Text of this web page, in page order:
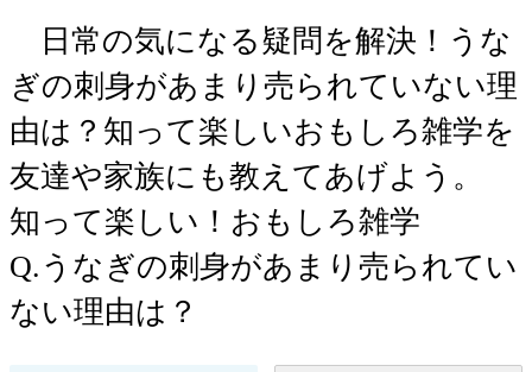
日常の気になる疑問を解決！うな
ぎの刺身があまり売られていない理
由は？知って楽しいおもしろ雑学を
友達や家族にも教えてあげよう。
知って楽しい！おもしろ雑学
Q.うなぎの刺身があまり売られてい
ない理由は？